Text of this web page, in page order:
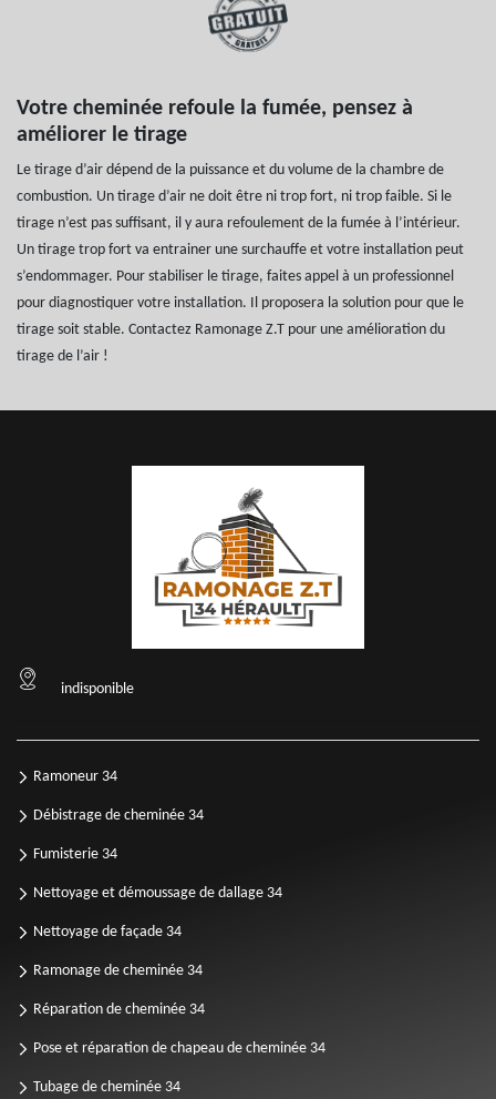
Votre cheminée refoule la fumée, pensez à
améliorer le tirage
Le tirage d’air dépend de la puissance et du volume de la chambre de
combustion. Un tirage d’air ne doit être ni trop fort, ni trop faible. Si le
tirage n’est pas suffisant, il y aura refoulement de la fumée à l’intérieur.
Un tirage trop fort va entrainer une surchauffe et votre installation peut
s’endommager. Pour stabiliser le tirage, faites appel à un professionnel
pour diagnostiquer votre installation. Il proposera la solution pour que le
tirage soit stable. Contactez Ramonage Z.T pour une amélioration du
tirage de l’air !
indisponible
Ramoneur 34
Débistrage de cheminée 34
Fumisterie 34
Nettoyage et démoussage de dallage 34
Nettoyage de façade 34
Ramonage de cheminée 34
Réparation de cheminée 34
Pose et réparation de chapeau de cheminée 34
Tubage de cheminée 34